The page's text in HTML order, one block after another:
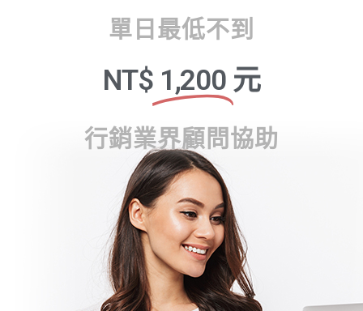
單日最低不到
NT$ 1,200 元
行銷業界顧問協助